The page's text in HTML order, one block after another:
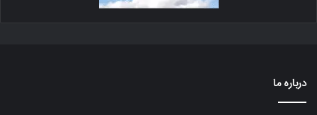
درباره ما